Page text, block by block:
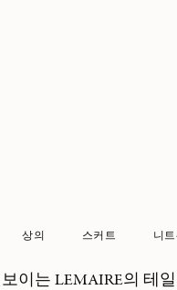
상의 스커트 니
이는 LEMAIRE의 테